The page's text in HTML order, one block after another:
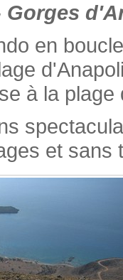
Gorges
en
à la
et